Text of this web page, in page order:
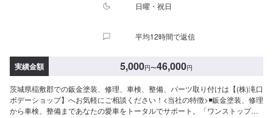
日曜・祝日
平均12時間で返信
実績金額 5,000円〜46,000円
茨城県稲敷郡での鈑金塗装、修理、車検、整備、パーツ取り付けは【(株)滝口
ボデーショップ】へお気軽にご相談ください！<当社の特徴>◾鈑金塗装、修理
から車検、整備まであなたの愛車をトータルでサポート。「ワンストップ」